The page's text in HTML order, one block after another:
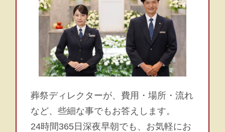
葬祭ディレクターが、費用・場所・流れ
など、些細な事でもお答えします。
24時間365日深夜早朝でも、お気軽にお